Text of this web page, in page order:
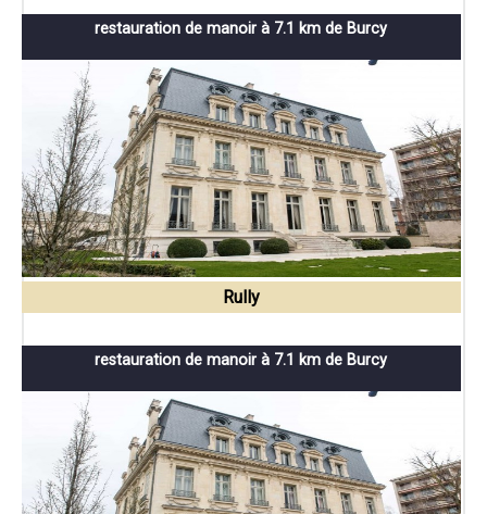
restauration de manoir à 7.1 km de Burcy
Rully
restauration de manoir à 7.1 km de Burcy